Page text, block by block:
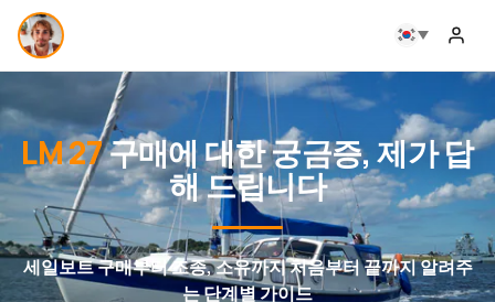
LM 27구매에 대한 궁금증, 제가 답
해 드립니다
세일보트 구매부터 조종, 소유까지 처음부터 끝까지 알려주
는 단계별 가이드